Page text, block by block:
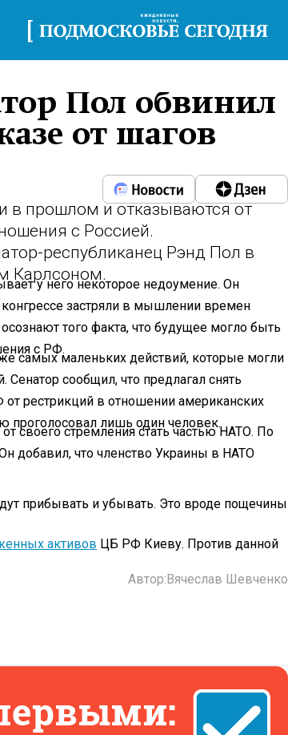
Пол обвинил
от шагов
в прошлом и отказываются от
с Россией.
республиканец Рэнд Пол в
Карлсоном.
у него некоторое недоумение. Он
застряли в мышлении времен
того факта, что будущее могло быть
с РФ.
самых маленьких действий, которые могли
сообщил, что предлагал снять
от рестрикций в отношении американских
проголосовал лишь один человек.
от своего стремления стать частью НАТО. По
добавил, что членство Украины в НАТО
прибывать и убывать. Это вроде пощечины
активов ЦБ РФ Киеву. Против данной
Автор:Вячеслав Шевченко